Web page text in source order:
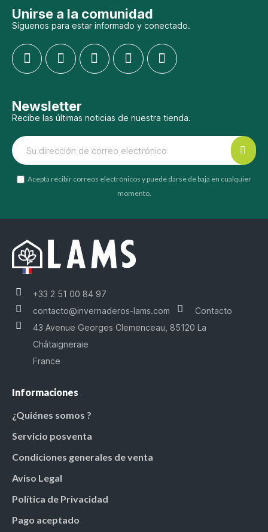
Unirse a la comunidad
Síguenos para estar informado y conectado.
Newsletter
Recibe las últimas noticias de nuestra tienda.
Acepta recibir correos electrónicos y puede darse de baja en cualquier
momento.
+33 2 51 00 84 97
contacto@invernaderos-lams.com
Contacto
43 Avenue Georges Clemenceau, 85120 La
Châtaigneraie
France
Informaciones
¿Quiénes somos ?
Servicio posventa
Condiciones generales de venta
Aviso Legal
Política de Privacidad
Pago aceptado